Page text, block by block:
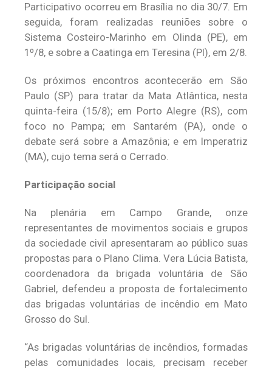
Participativo ocorreu em Brasília no dia 30/7. Em
seguida, foram realizadas reuniões sobre o
Sistema Costeiro-Marinho em Olinda (PE), em
1º/8, e sobre a Caatinga em Teresina (PI), em 2/8.
Os próximos encontros acontecerão em São
Paulo (SP) para tratar da Mata Atlântica, nesta
quinta-feira (15/8); em Porto Alegre (RS), com
foco no Pampa; em Santarém (PA), onde o
debate será sobre a Amazônia; e em Imperatriz
(MA), cujo tema será o Cerrado.
Participação social
Na plenária em Campo Grande, onze
representantes de movimentos sociais e grupos
da sociedade civil apresentaram ao público suas
propostas para o Plano Clima. Vera Lúcia Batista,
coordenadora da brigada voluntária de São
Gabriel, defendeu a proposta de fortalecimento
das brigadas voluntárias de incêndio em Mato
Grosso do Sul.
“As brigadas voluntárias de incêndios, formadas
pelas comunidades locais, precisam receber